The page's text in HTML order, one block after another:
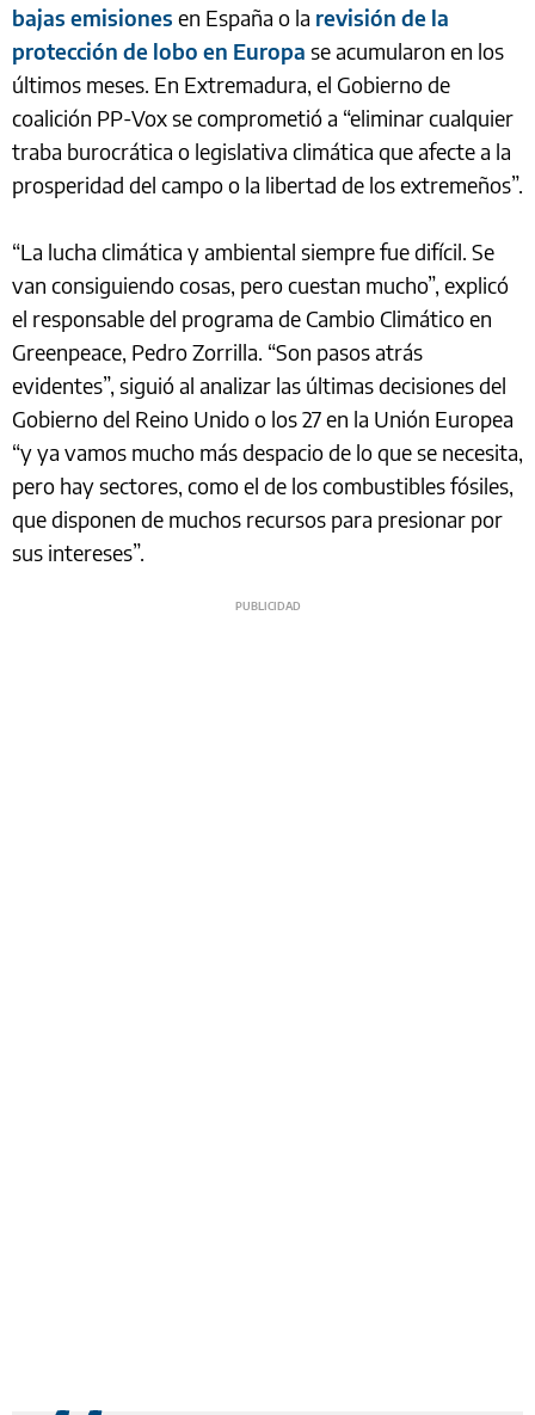
bajas emisiones en España o la revisión de la
protección de lobo en Europa se acumularon en los
últimos meses. En Extremadura, el Gobierno de
coalición PP-Vox se comprometió a “eliminar cualquier
traba burocrática o legislativa climática que afecte a la
prosperidad del campo o la libertad de los extremeños”.
“La lucha climática y ambiental siempre fue difícil. Se
van consiguiendo cosas, pero cuestan mucho”, explicó
el responsable del programa de Cambio Climático en
Greenpeace, Pedro Zorrilla. “Son pasos atrás
evidentes”, siguió al analizar las últimas decisiones del
Gobierno del Reino Unido o los 27 en la Unión Europea
“y ya vamos mucho más despacio de lo que se necesita,
pero hay sectores, como el de los combustibles fósiles,
que disponen de muchos recursos para presionar por
sus intereses”.